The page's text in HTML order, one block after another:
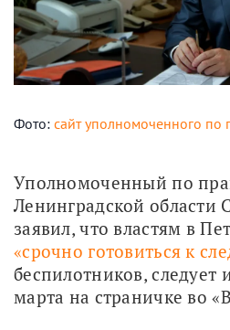
Фото: сайт уполномоченного по
Уполномоченный по
Ленинградской области
заявил, что властям в
«срочно готовиться к
беспилотников, следует
марта на страничке во